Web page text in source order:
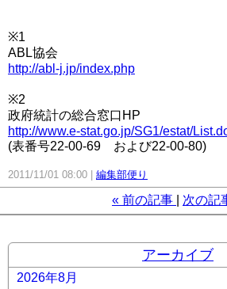
※1
ABL協会
http://abl-j.jp/index.php
※2
政府統計の総合窓口HP
http://www.e-stat.go.jp/SG1/estat/
(表番号22-00-69 および22-00-80)
2011/11/01 08:00 編集部便り
« 前の記事 次の記
アーカイブ
2026年8月